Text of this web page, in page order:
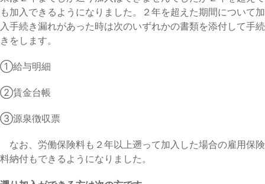
も加入できるようになりました。２年を超えた期間について加
入手続き漏れがあった時は次のいずれかの書類を添付して手続
きをします。
①給与明細
②賃金台帳
③源泉徴収票
なお、労働保険料も２年以上遡って加入した場合の雇用保険
料納付もできるようになりました。